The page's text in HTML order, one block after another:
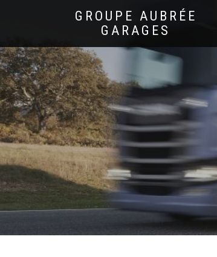
GROUPE AUBRÉE
GARAGES